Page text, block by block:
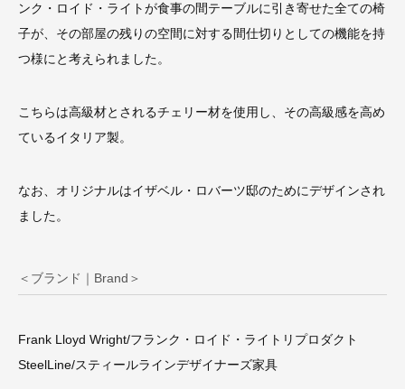
ンク・ロイド・ライトが食事の間テーブルに引き寄せた全ての椅
子が、その部屋の残りの空間に対する間仕切りとしての機能を持
つ様にと考えられました。
こちらは高級材とされるチェリー材を使用し、その高級感を高め
ているイタリア製。
なお、オリジナルはイザベル・ロバーツ邸のためにデザインされ
ました。
＜ブランド｜Brand＞
Frank Lloyd Wright/フランク・ロイド・ライトリプロダクト
SteelLine/スティールラインデザイナーズ家具